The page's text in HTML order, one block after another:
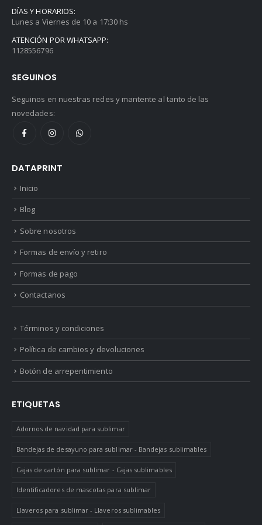
DÍAS Y HORARIOS:
Lunes a Viernes de 10 a 17:30 hs
ATENCIÓN POR WHATSAPP:
1128556796
SEGUINOS
Seguinos en nuestras redes y mantente al tanto de las
novedades:
DATAPRINT
Inicio
Blog
Sobre nosotros
Formas de envío y retiro
Formas de pago
Contactanos
Términos y condiciones
Política de cambios y devoluciones
Botón de arrepentimiento
ETIQUETAS
Adornos de navidad para sublimar
Bandejas de desayuno para sublimar - Bandejas sublimables
Cajas de cartón para sublimar - Cajas sublimables
Identificadores de mascotas para sublimar
Llaveros para sublimar - Llaveros sublimables